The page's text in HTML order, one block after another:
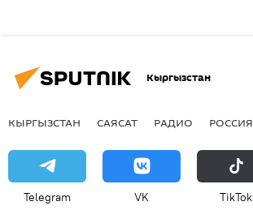
Кыргызстан
КЫРГЫЗСТАН САЯСАТ РАДИО РОССИЯ
Telegram VK ТikТоk